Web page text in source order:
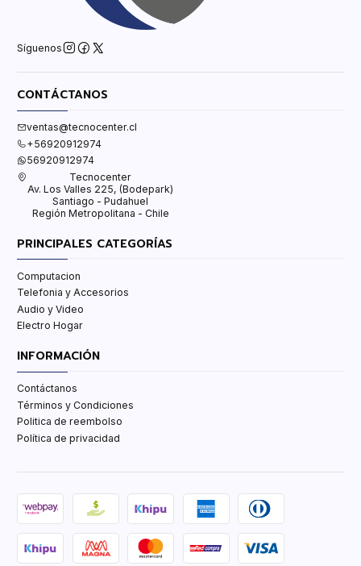
Síguenos
CONTÁCTANOS
ventas@tecnocenter.cl
+56920912974
56920912974
Tecnocenter
Av. Los Valles 225, (Bodepark)
Santiago - Pudahuel
Región Metropolitana - Chile
PRINCIPALES CATEGORÍAS
Computacion
Telefonia y Accesorios
Audio y Video
Electro Hogar
INFORMACIÓN
Contáctanos
Términos y Condiciones
Politica de reembolso
Política de privacidad